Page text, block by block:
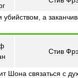
убийством а
Стив
Шона связаться с